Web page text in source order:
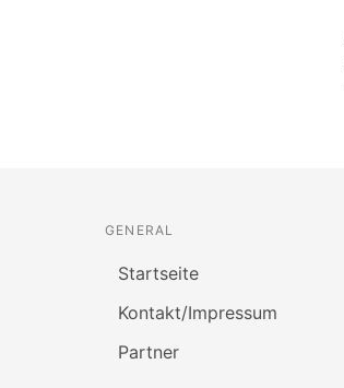
GENERAL
Startseite
Kontakt/Impressum
Partner